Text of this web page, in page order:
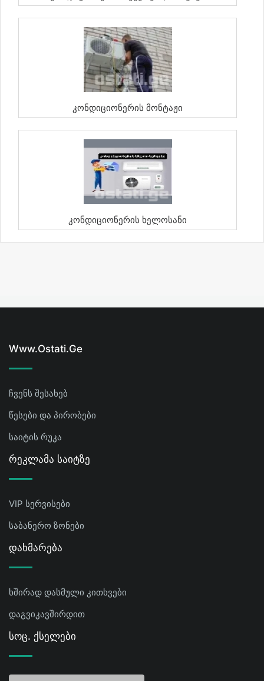
Კონდიციონერის Მონტაჟი
Კონდიციონერის Ხელოსანი
Www.ostati.ge
ჩვენს შესახებ
წესები და პირობები
საიტის რუკა
Რეკლამა Საიტზე
VIP სერვისები
საბანერო ზონები
Დახმარება
ხშირად დასმული კითხვები
დაგვიკავშირდით
Სოც. Ქსელები